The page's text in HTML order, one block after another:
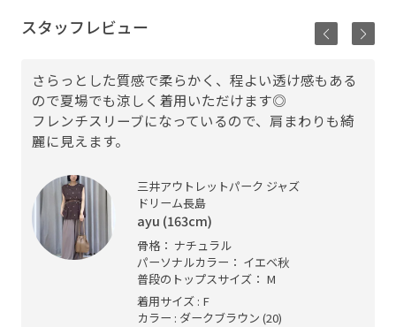
スタッフレビュー
さらっとした質感で柔らかく、程よい透け感もある
ので夏場でも涼しく着用いただけます◎
フレンチスリーブになっているので、肩まわりも綺
麗に見えます。
三井アウトレットパーク ジャズ
ドリーム長島
ayu (163cm)
骨格： ナチュラル
パーソナルカラー： イエベ秋
普段のトップスサイズ： M
着用サイズ : F
カラー : ダークブラウン (20)